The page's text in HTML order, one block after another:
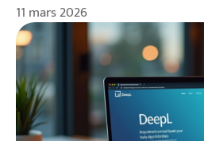
11 mars 2026